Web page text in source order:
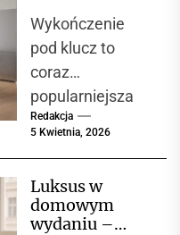
Wykończenie
pod klucz to
coraz
popularniejsza
opcja wśród
osób, które
zakup nowego
mieszkania lub
Redakcja
5 Kwietnia, 2026
Luksus w
domowym
wydaniu –